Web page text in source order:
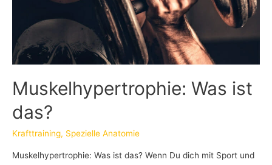
Muskelhypertrophie: Was ist
das?
Krafttraining, Spezielle Anatomie
Muskelhypertrophie: Was ist das? Wenn Du dich mit Sport und